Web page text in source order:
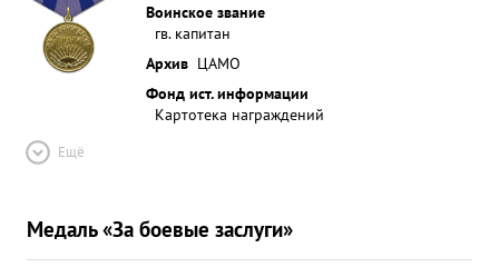
Воинское звание
гв. капитан
Архив ЦАМО
Фонд ист. информации
Картотека награждений
Ещё
Медаль «За боевые заслуги»